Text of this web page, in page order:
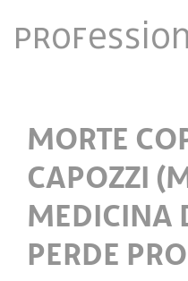
MORTE
CAPOZZI
MEDICINA
PERDE